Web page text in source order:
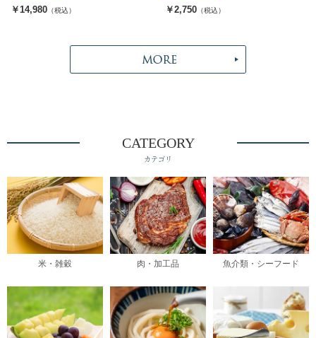
￥14,980 （税込） ￥2,750 （税込）
CATEGORY
カテゴリ
米・雑穀 肉・加工品 魚介類・シーフード